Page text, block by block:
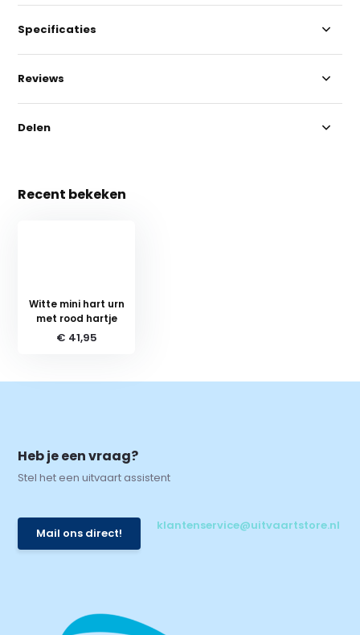
Specificaties
Reviews
Delen
Recent bekeken
Witte mini hart urn
met rood hartje
€ 41,95
Heb je een vraag?
Stel het een uitvaart assistent
Mail ons direct!
klantenservice@uitvaartstore.nl